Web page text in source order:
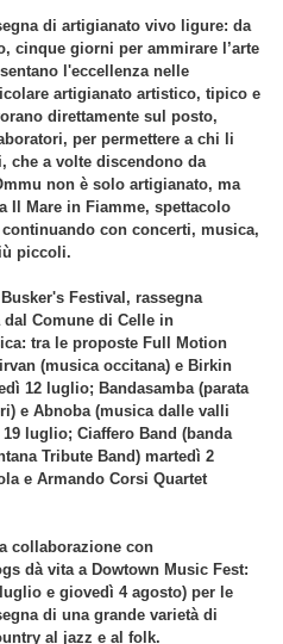
di artigianato vivo ligure: da
cinque giorni per ammirare l’arte
l'eccellenza nelle
artigianato artistico, tipico e
direttamente sul posto,
per permettere a chi li
che a volte discendono da
non è solo artigianato, ma
Il Mare in Fiamme, spettacolo
con concerti, musica,
piccoli.
Festival, rassegna
Comune di Celle in
tra le proposte Full Motion
(musica occitana) e Birkin
12 luglio; Bandasamba (parata
e Abnoba (musica dalle valli
luglio; Ciaffero Band (banda
Tribute Band) martedì 2
e Armando Corsi Quartet
collaborazione con
dà vita a Dowtown Music Fest:
e giovedì 4 agosto) per le
di una grande varietà di
al jazz e al folk.